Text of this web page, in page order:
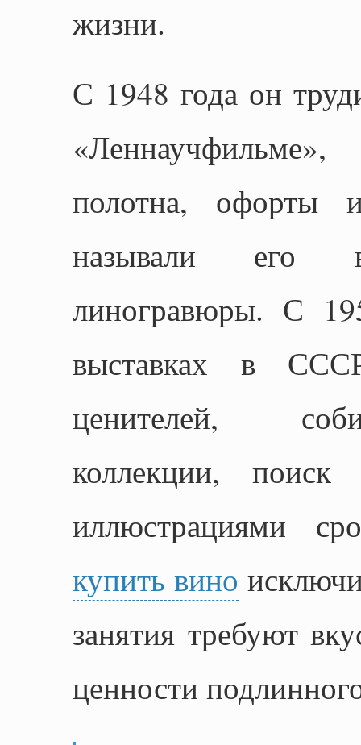
жизни.
С 1948 года он
полотна, офорты
называли его
линогравюры. С
выставках в
ценителей,
коллекции,
иллюстрациями
купить вино
занятия требуют
ценности